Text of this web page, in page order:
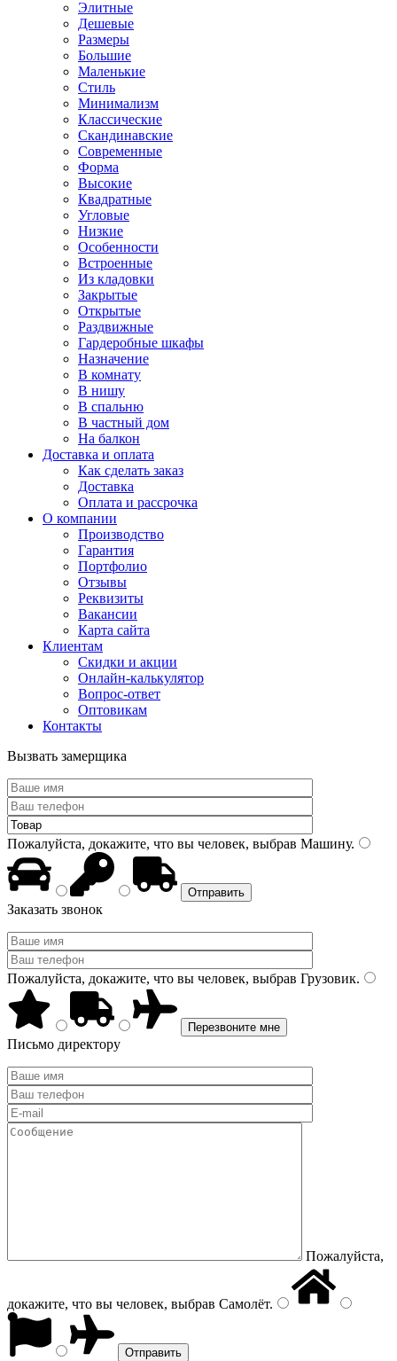
Элитные
Дешевые
Размеры
Большие
Маленькие
Стиль
Минимализм
Классические
Скандинавские
Современные
Форма
Высокие
Квадратные
Угловые
Низкие
Особенности
Встроенные
Из кладовки
Закрытые
Открытые
Раздвижные
Гардеробные шкафы
Назначение
В комнату
В нишу
В спальню
В частный дом
На балкон
Доставка и оплата
Как сделать заказ
Доставка
Оплата и рассрочка
О компании
Производство
Гарантия
Портфолио
Отзывы
Реквизиты
Вакансии
Карта сайта
Клиентам
Скидки и акции
Онлайн-калькулятор
Вопрос-ответ
Оптовикам
Контакты
Вызвать замерщика
Пожалуйста, докажите, что вы человек, выбрав Машину.
Заказать звонок
Пожалуйста, докажите, что вы человек, выбрав Грузовик.
Письмо директору
Пожалуйста,
докажите, что вы человек, выбрав Самолёт.